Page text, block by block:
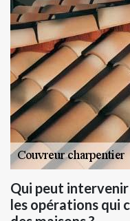
Qui peut
les opérations qui